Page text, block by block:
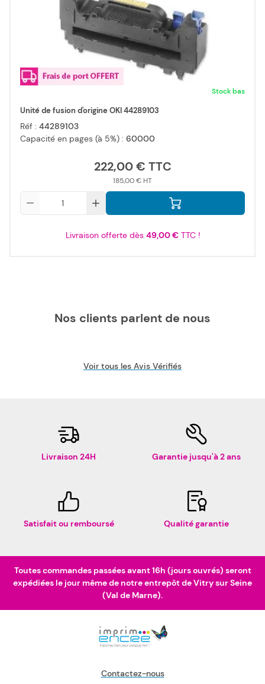
Stock bas
Unité de fusion d'origine OKI 44289103
Réf : 44289103
Capacité en pages (à 5%) : 60000
222,00 €
185,00 €
Livraison offerte dès 49,00 €TTC !
Nos clients parlent de nous
Voir tous les Avis Vérifiés
Livraison 24H Garantie jusqu'à 2 ans
Satisfait ou remboursé Qualité garantie
Toutes commandes passées avant 16h (jours ouvrés) seront
expédiées le jour même de notre entrepôt de Vitry sur Seine
(Val de Marne).
Contactez-nous